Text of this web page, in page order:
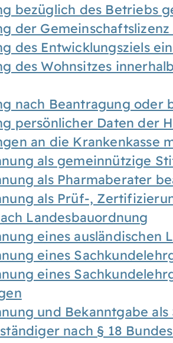
bezüglich des Betriebs
der
des Entwicklungsziels
des Wohnsitzes
nach Beantragung oder
persönlicher Daten der
an die Krankenkasse
als gemeinnützige
als Pharmaberater
als Prüf-,
Landesbauordnung
eines ausländischen
eines
eines
und Bekanntgabe
nach § 18